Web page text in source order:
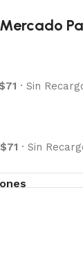
$71 · Sin
$71 · Sin